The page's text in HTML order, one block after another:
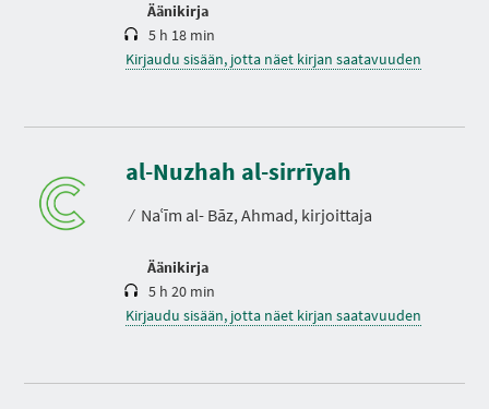
Äänikirja
5 h 18 min
Kirjaudu sisään, jotta näet kirjan saatavuuden
al-Nuzhah al-sirrīyah
⁄ Naʿīm al- Bāz, Ahmad, kirjoittaja
Äänikirja
K
s
t
5 h 20 min
Kirjaudu sisään, jotta näet kirjan saatavuuden
K